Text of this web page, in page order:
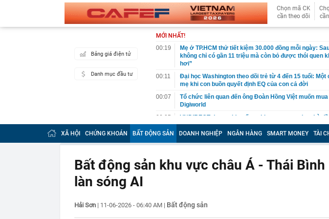
Chọn mã CK
cần theo dõi
Bảng giá điện tử
Danh mục đầu tư
MỚI NHẤT!
00:19
Mẹ ở TP.HCM thử tiết kiệm 30.000 đồng mỗi ngày:
không chỉ có gần 11 triệu mà còn bỏ được thói quen
hơi”
00:11
Đại học Washington theo dõi trẻ từ 4 đến 15 tuổi: Một
mẹ khi con buồn quyết định EQ của con cả đời
00:07
Tổ chức liên quan đến ông Đoàn Hồng Việt muốn
Digiworld
00:05
VNDIRECT đưa ra khuyến nghị quan trọng cho nhà
khoán
Doanh nghiệp Việt Nam có doanh thu lớn hơn
đăng ký vào nhóm 500 doanh nghiệp lớn nhất thế giới
00:03
Lịch chốt quyền cổ tức tuần 10-14/8: Một ngân hàng
tức tiền mặt cao nhất 100%
vào nhịp sóng mới
XÃ HỘI CHỨNG KHOÁN BẤT ĐỘNG SẢN DOANH NGHIỆP NGÂN HÀNG SMART MONEY TÀI
Bất động sản khu vực châu Á - Thái
làn sóng AI
Hải Sơn | 11-06-2026 - 06:40 AM | Bất động sản